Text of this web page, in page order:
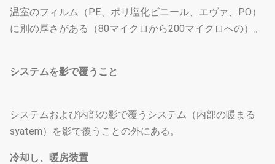
温室のフィルム（PE、ポリ塩化ビニール、エヴァ、PO）
に別の厚さがある（80マイクロから200マイクロへの）。
システムを影で覆うこと
システムおよび内部の影で覆うシステム（内部の暖まる
syatem）を影で覆うことの外にある。
冷却し、暖房装置